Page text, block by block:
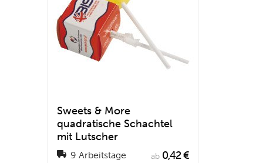
Sweets & More
quadratische Schachtel
mit Lutscher
9 Arbeitstage ab 0,42 €